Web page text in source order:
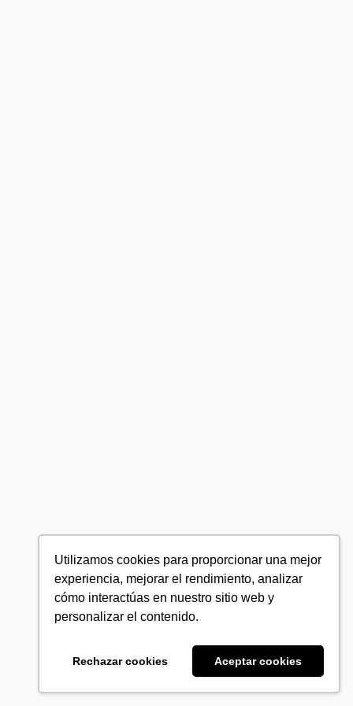
Utilizamos cookies para proporcionar una mejor
experiencia, mejorar el rendimiento, analizar
cómo interactúas en nuestro sitio web y
personalizar el contenido.
Rechazar cookies Aceptar cookies